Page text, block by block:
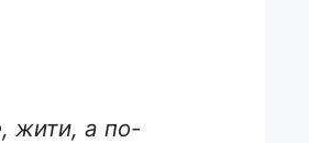
жити, а по-